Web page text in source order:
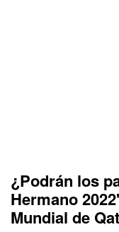
¿Podrán los
Hermano
Mundial de